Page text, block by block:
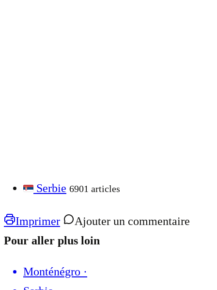
Serbie 6901 articles
Imprimer
Ajouter un commentaire
Pour aller plus loin
Monténégro ·